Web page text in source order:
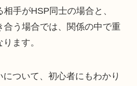
手がHSP同士の場合と、
合う場合では、関係の中で重
ます。
ついて、初心者にもわかり